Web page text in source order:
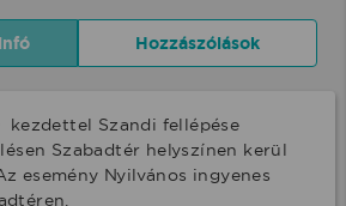
Hozzászólások
kezdettel Szandi fellépése
Szabadtér helyszínen kerül
esemény Nyilvános ingyenes